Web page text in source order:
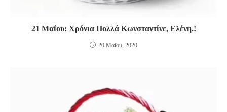
21 Μαΐου: Χρόνια Πολλά Κωνσταντίνε, Ελένη.!
20 Μαΐου, 2020